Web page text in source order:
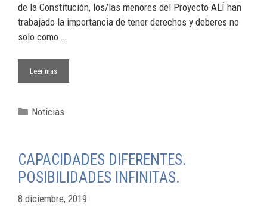
de la Constitución, los/las menores del Proyecto ALÍ han
trabajado la importancia de tener derechos y deberes no
solo como …
Leer más
Noticias
CAPACIDADES DIFERENTES.
POSIBILIDADES INFINITAS.
8 diciembre, 2019